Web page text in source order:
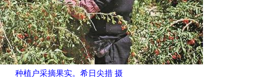
种植户采摘果实。希日尖措 摄